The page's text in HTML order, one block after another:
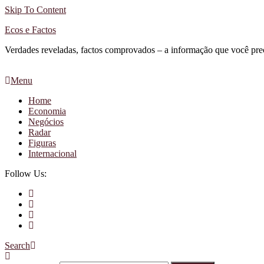
Skip To Content
Ecos e Factos
Verdades reveladas, factos comprovados – a informação que você
Menu
Home
Economia
Negócios
Radar
Figuras
Internacional
Follow Us:
Search